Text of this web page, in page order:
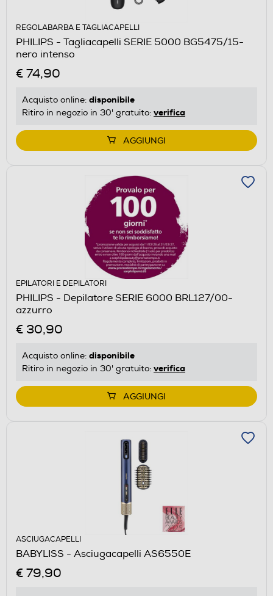
REGOLABARBA E TAGLIACAPELLI
PHILIPS - Tagliacapelli SERIE 5000 BG5475/15-
nero intenso
€ 74,90
Acquisto online: disponibile
Ritiro in negozio in 30' gratuito: verifica
AGGIUNGI
EPILATORI E DEPILATORI
PHILIPS - Depilatore SERIE 6000 BRL127/00-
azzurro
€ 30,90
Acquisto online: disponibile
Ritiro in negozio in 30' gratuito: verifica
AGGIUNGI
ASCIUGACAPELLI
BABYLISS - Asciugacapelli AS6550E
€ 79,90